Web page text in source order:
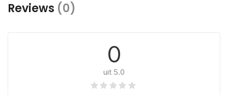
Reviews (0)
0
uit 5.0